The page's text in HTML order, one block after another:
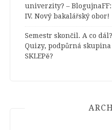
univerzity? – BlogujnaFF:
IV. Nový bakalářský obor!
Semestr skončil. A co
Quizy, podpůrná skupina
SKLEPě?